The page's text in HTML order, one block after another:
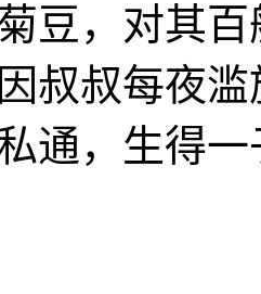
豆，对其
叔叔每夜
通，生得